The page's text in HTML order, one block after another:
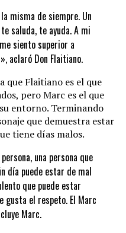
misma de siempre. Un
saluda, te ayuda. A mi
siento superior a
aclaró Don Flaitiano.
que Flaitiano es el que
pero Marc es el que
entorno. Terminando
que demuestra estar
tiene días malos.
una persona que
día puede estar de mal
que puede estar
gusta el respeto. El Marc
Marc.